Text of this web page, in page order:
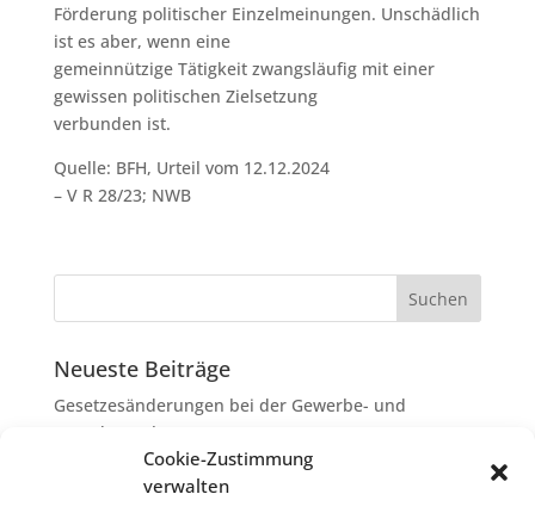
Cookie-Zustimmung
verwalten
Förderung politischer Einzelmeinungen. Unschädlich
ist es aber, wenn eine
gemeinnützige Tätigkeit zwangsläufig mit einer
gewissen politischen Zielsetzung
verbunden ist.
Quelle: BFH, Urteil vom 12.12.2024
– V R 28/23; NWB
Neueste Beiträge
Gesetzesänderungen bei der Gewerbe- und
Grunderwerbsteuer
Erbschaftsteuer: Rechtsanwaltskosten bei Streit über
Erbauseinandersetzung als